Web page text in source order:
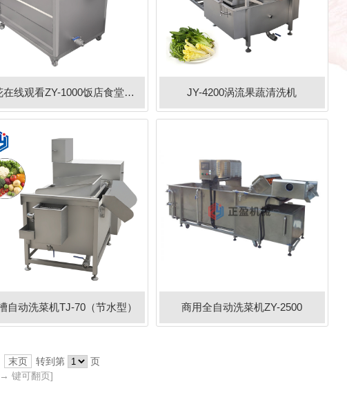
探花在线观看ZY-1000饭店食堂洗菜机 JY-4200涡流果蔬清洗机
自动洗菜机TJ-70（节水型） 商用全自动洗菜机ZY-2500
末页 转到第
页
键可翻页]